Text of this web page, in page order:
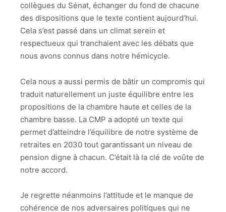
collègues du Sénat, échanger du fond de chacune
des dispositions que le texte contient aujourd’hui.
Cela s’est passé dans un climat serein et
respectueux qui tranchaient avec les débats que
nous avons connus dans notre hémicycle.
Cela nous a aussi permis de bâtir un compromis qui
traduit naturellement un juste équilibre entre les
propositions de la chambre haute et celles de la
chambre basse. La CMP a adopté un texte qui
permet d’atteindre l’équilibre de notre système de
retraites en 2030 tout garantissant un niveau de
pension digne à chacun. C’était là la clé de voûte de
notre accord.
Je regrette néanmoins l’attitude et le manque de
cohérence de nos adversaires politiques qui ne